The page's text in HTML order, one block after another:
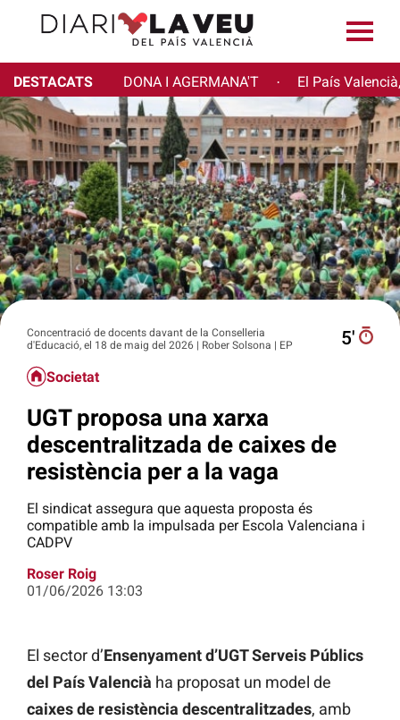
DESTACATS DONA I AGERMANA'T · El País
Concentració de docents davant de la Conselleria
d'Educació, el 18 de maig del 2026 | Rober Solsona | EP
5′
Societat
UGT proposa una xarxa
descentralitzada de caixes de
resistència per a la vaga
El sindicat assegura que aquesta proposta és
compatible amb la impulsada per Escola Valenciana i
CADPV
Roser Roig
01/06/2026 13:03
El sector d’Ensenyament d’UGT Serveis Públics
del País Valencià ha proposat un model de
caixes de resistència descentralitzades, amb